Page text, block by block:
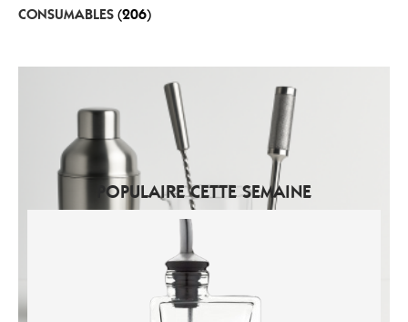
CONSUMABLES (206)
POPULAIRE CETTE SEMAINE